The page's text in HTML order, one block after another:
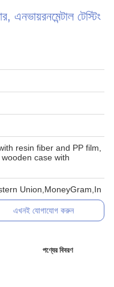
এনভায়রনমেন্টাল টেস্টিং
resin fiber and PP film,
case with
Union,MoneyGram,In
এখনই যোগাযোগ করুন
পণ্যের বিবরণ